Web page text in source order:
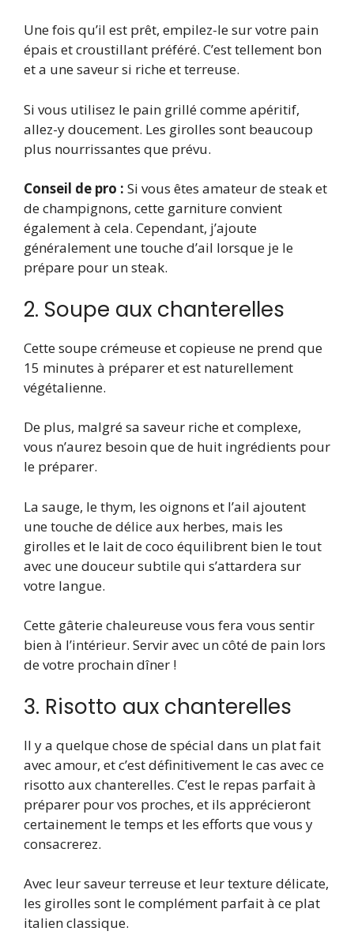
Une fois qu’il est prêt, empilez-le sur votre pain
épais et croustillant préféré. C’est tellement bon
et a une saveur si riche et terreuse.
Si vous utilisez le pain grillé comme apéritif,
allez-y doucement. Les girolles sont beaucoup
plus nourrissantes que prévu.
Conseil de pro : Si vous êtes amateur de steak et
de champignons, cette garniture convient
également à cela. Cependant, j’ajoute
généralement une touche d’ail lorsque je le
prépare pour un steak.
2. Soupe aux chanterelles
Cette soupe crémeuse et copieuse ne prend que
15 minutes à préparer et est naturellement
végétalienne.
De plus, malgré sa saveur riche et complexe,
vous n’aurez besoin que de huit ingrédients pour
le préparer.
La sauge, le thym, les oignons et l’ail ajoutent
une touche de délice aux herbes, mais les
girolles et le lait de coco équilibrent bien le tout
avec une douceur subtile qui s’attardera sur
votre langue.
Cette gâterie chaleureuse vous fera vous sentir
bien à l’intérieur. Servir avec un côté de pain lors
de votre prochain dîner !
3. Risotto aux chanterelles
Il y a quelque chose de spécial dans un plat fait
avec amour, et c’est définitivement le cas avec ce
risotto aux chanterelles. C’est le repas parfait à
préparer pour vos proches, et ils apprécieront
certainement le temps et les efforts que vous y
consacrerez.
Avec leur saveur terreuse et leur texture délicate,
les girolles sont le complément parfait à ce plat
italien classique.